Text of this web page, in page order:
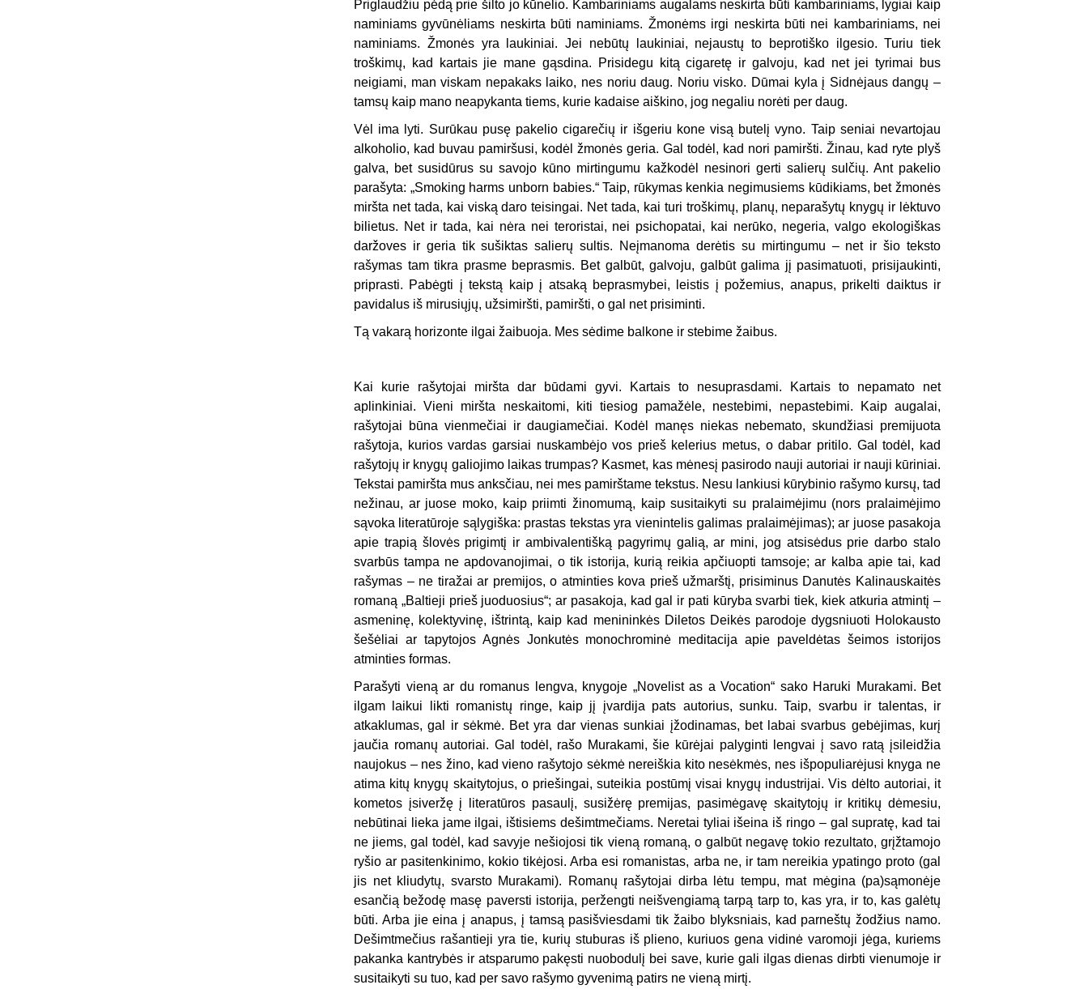
Priglaudžiu pėdą prie šilto jo kūnelio. Kambariniams augalams neskirta būti kambariniams, lygiai kaip
naminiams gyvūnėliams neskirta būti naminiams. Žmonėms irgi neskirta būti nei kambariniams, nei
naminiams. Žmonės yra laukiniai. Jei nebūtų laukiniai, nejaustų to beprotiško ilgesio. Turiu tiek
troškimų, kad kartais jie mane gąsdina. Prisidegu kitą cigaretę ir galvoju, kad net jei tyrimai bus
neigiami, man viskam nepakaks laiko, nes noriu daug. Noriu visko. Dūmai kyla į Sidnėjaus dangų –
tamsų kaip mano neapykanta tiems, kurie kadaise aiškino, jog negaliu norėti per daug.
Vėl ima lyti. Surūkau pusę pakelio cigarečių ir išgeriu kone visą butelį vyno. Taip seniai nevartojau
alkoholio, kad buvau pamiršusi, kodėl žmonės geria. Gal todėl, kad nori pamiršti. Žinau, kad ryte plyš
galva, bet susidūrus su savojo kūno mirtingumu kažkodėl nesinori gerti salierų sulčių. Ant pakelio
parašyta: „Smoking harms unborn babies.“ Taip, rūkymas kenkia negimusiems kūdikiams, bet žmonės
miršta net tada, kai viską daro teisingai. Net tada, kai turi troškimų, planų, neparašytų knygų ir lėktuvo
bilietus. Net ir tada, kai nėra nei teroristai, nei psichopatai, kai nerūko, negeria, valgo ekologiškas
daržoves ir geria tik sušiktas salierų sultis. Neįmanoma derėtis su mirtingumu – net ir šio teksto
rašymas tam tikra prasme beprasmis. Bet galbūt, galvoju, galbūt galima jį pasimatuoti, prisijaukinti,
priprasti. Pabėgti į tekstą kaip į atsaką beprasmybei, leistis į požemius, anapus, prikelti daiktus ir
pavidalus iš mirusiųjų, užsimiršti, pamiršti, o gal net prisiminti.
Tą vakarą horizonte ilgai žaibuoja. Mes sėdime balkone ir stebime žaibus.
Kai kurie rašytojai miršta dar būdami gyvi. Kartais to nesuprasdami. Kartais to nepamato net
aplinkiniai. Vieni miršta neskaitomi, kiti tiesiog pamažėle, nestebimi, nepastebimi. Kaip augalai,
rašytojai būna vienmečiai ir daugiamečiai. Kodėl manęs niekas nebemato, skundžiasi premijuota
rašytoja, kurios vardas garsiai nuskambėjo vos prieš kelerius metus, o dabar pritilo. Gal todėl, kad
rašytojų ir knygų galiojimo laikas trumpas? Kasmet, kas mėnesį pasirodo nauji autoriai ir nauji kūriniai.
Tekstai pamiršta mus anksčiau, nei mes pamirštame tekstus. Nesu lankiusi kūrybinio rašymo kursų, tad
nežinau, ar juose moko, kaip priimti žinomumą, kaip susitaikyti su pralaimėjimu (nors pralaimėjimo
sąvoka literatūroje sąlygiška: prastas tekstas yra vienintelis galimas pralaimėjimas); ar juose pasakoja
apie trapią šlovės prigimtį ir ambivalentišką pagyrimų galią, ar mini, jog atsisėdus prie darbo stalo
svarbūs tampa ne apdovanojimai, o tik istorija, kurią reikia apčiuopti tamsoje; ar kalba apie tai, kad
rašymas – ne tiražai ar premijos, o atminties kova prieš užmarštį, prisiminus Danutės Kalinauskaitės
romaną „Baltieji prieš juoduosius“; ar pasakoja, kad gal ir pati kūryba svarbi tiek, kiek atkuria atmintį –
asmeninę, kolektyvinę, ištrintą, kaip kad menininkės Diletos Deikės parodoje dygsniuoti Holokausto
šešėliai ar tapytojos Agnės Jonkutės monochrominė meditacija apie paveldėtas šeimos istorijos
atminties formas.
Parašyti vieną ar du romanus lengva, knygoje „Novelist as a Vocation“ sako Haruki Murakami. Bet
ilgam laikui likti romanistų ringe, kaip jį įvardija pats autorius, sunku. Taip, svarbu ir talentas, ir
atkaklumas, gal ir sėkmė. Bet yra dar vienas sunkiai įžodinamas, bet labai svarbus gebėjimas, kurį
jaučia romanų autoriai. Gal todėl, rašo Murakami, šie kūrėjai palyginti lengvai į savo ratą įsileidžia
naujokus – nes žino, kad vieno rašytojo sėkmė nereiškia kito nesėkmės, nes išpopuliarėjusi knyga ne
atima kitų knygų skaitytojus, o priešingai, suteikia postūmį visai knygų industrijai. Vis dėlto autoriai, it
kometos įsiveržę į literatūros pasaulį, susižėrę premijas, pasimėgavę skaitytojų ir kritikų dėmesiu,
nebūtinai lieka jame ilgai, ištisiems dešimtmečiams. Neretai tyliai išeina iš ringo – gal supratę, kad tai
ne jiems, gal todėl, kad savyje nešiojosi tik vieną romaną, o galbūt negavę tokio rezultato, grįžtamojo
ryšio ar pasitenkinimo, kokio tikėjosi. Arba esi romanistas, arba ne, ir tam nereikia ypatingo proto (gal
jis net kliudytų, svarsto Murakami). Romanų rašytojai dirba lėtu tempu, mat mėgina (pa)sąmonėje
esančią bežodę masę paversti istorija, peržengti neišvengiamą tarpą tarp to, kas yra, ir to, kas galėtų
būti. Arba jie eina į anapus, į tamsą pasišviesdami tik žaibo blyksniais, kad parneštų žodžius namo.
Dešimtmečius rašantieji yra tie, kurių stuburas iš plieno, kuriuos gena vidinė varomoji jėga, kuriems
pakanka kantrybės ir atsparumo pakęsti nuobodulį bei save, kurie gali ilgas dienas dirbti vienumoje ir
susitaikyti su tuo, kad per savo rašymo gyvenimą patirs ne vieną mirtį.